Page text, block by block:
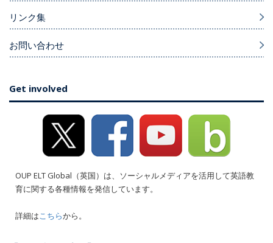
リンク集
お問い合わせ
Get involved
OUP ELT Global（英国）は、ソーシャルメディアを活用して英語教
育に関する各種情報を発信しています。
詳細はこちらから。